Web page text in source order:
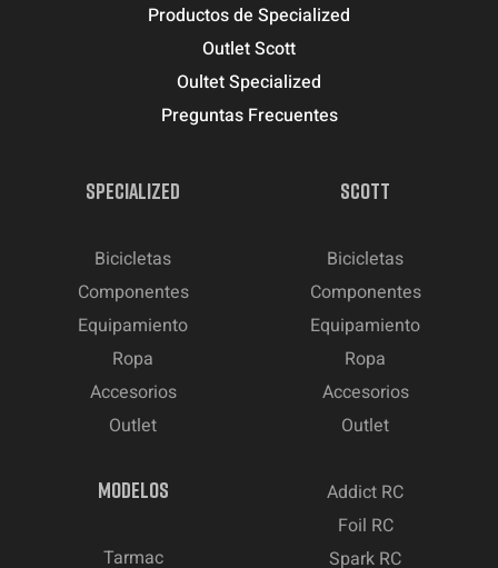
Productos de Specialized
Outlet Scott
Oultet Specialized
Preguntas Frecuentes
SPECIALIZED
Bicicletas
Componentes
Equipamiento
Ropa
Accesorios
Outlet
SCOTT
Bicicletas
Componentes
Equipamiento
Ropa
Accesorios
Outlet
MODELOS
Tarmac
Addict RC
Foil RC
Spark RC